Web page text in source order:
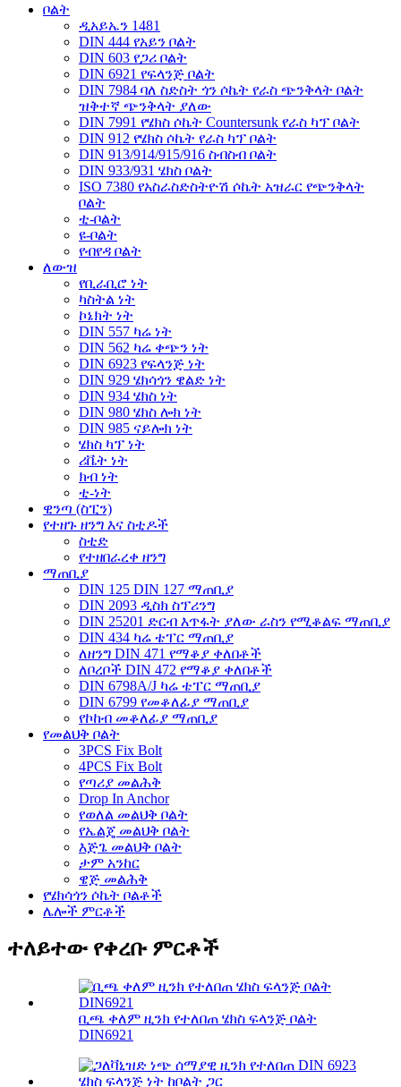
ቦልት
ዲአይኤን 1481
DIN 444 የአይን ቦልት
DIN 603 የጋሪ ቦልት
DIN 6921 የፍላንጅ ቦልት
DIN 7984 ባለ ስድስት ጎን ሶኬት የራስ ጭንቅላት ቦልት
ዝቅተኛ ጭንቅላት ያለው
DIN 7991 የሄክስ ሶኬት Countersunk የራስ ካፕ ቦልት
DIN 912 የሄክስ ሶኬት የራስ ካፕ ቦልት
DIN 913/914/915/916 ስብስብ ቦልት
DIN 933/931 ሄክስ ቦልት
ISO 7380 የአስራስድስትዮሽ ሶኬት አዝራር የጭንቅላት
ቦልት
ቲ-ቦልት
ዩ-ቦልት
የብየዳ ቦልት
ለውዝ
የቢራቢሮ ነት
ካስትል ነት
ኮኔክት ነት
DIN 557 ካሬ ነት
DIN 562 ካሬ ቀጭን ነት
DIN 6923 የፍላንጅ ነት
DIN 929 ሄክሳጎን ዌልድ ነት
DIN 934 ሄክስ ነት
DIN 980 ሄክስ ሎክ ነት
DIN 985 ናይሎክ ነት
ሄክስ ካፕ ነት
ሪቬት ነት
ክብ ነት
ቲ-ነት
ዊንጣ (ስፒን)
የተዘጉ ዘንግ እና ስቲዶች
ስቲድ
የተዘበራረቀ ዘንግ
ማጠቢያ
DIN 125 DIN 127 ማጠቢያ
DIN 2093 ዲስክ ስፕሪንግ
DIN 25201 ድርብ እጥፋት ያለው ራስን የሚቆልፍ ማጠቢያ
DIN 434 ካሬ ቴፐር ማጠቢያ
ለዘንግ DIN 471 የማቆያ ቀለበቶች
ለቦረቦች DIN 472 የማቆያ ቀለበቶች
DIN 6798A/J ካሬ ቴፐር ማጠቢያ
DIN 6799 የመቆለፊያ ማጠቢያ
የኮከብ መቆለፊያ ማጠቢያ
የመልህቅ ቦልት
3PCS Fix Bolt
4PCS Fix Bolt
የጣሪያ መልሕቅ
Drop In Anchor
የወለል መልህቅ ቦልት
የኤልጄ መልህቅ ቦልት
እጅጌ መልህቅ ቦልት
ታም አንከር
ዌጅ መልሕቅ
የሄክሳጎን ሶኬት ቦልቶች
ሌሎች ምርቶች
ተለይተው የቀረቡ ምርቶች
ቢጫ ቀለም ዚንክ የተለበጠ ሄክስ ፍላንጅ ቦልት
DIN6921